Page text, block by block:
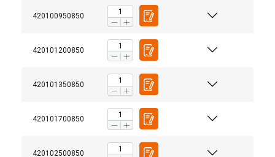
420100950850
420101200850
420101350850
420101700850
420102500850
Bruksanvisning
Powertex-Shackle-User-Manual-ML-20260407.pdf